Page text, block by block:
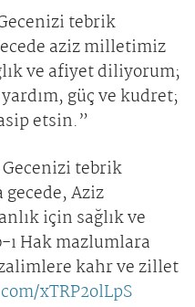
tebrik
aziz milletimiz
ve afiyet diliyorum;
güç ve kudret;
etsin.”
tebrik
Aziz
için sağlık ve
Hak mazlumlara
kahr ve zillet
xTRP2olLpS